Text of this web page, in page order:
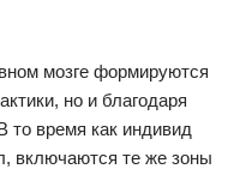
мозге формируются
но и благодаря
то время как индивид
включаются те же зоны